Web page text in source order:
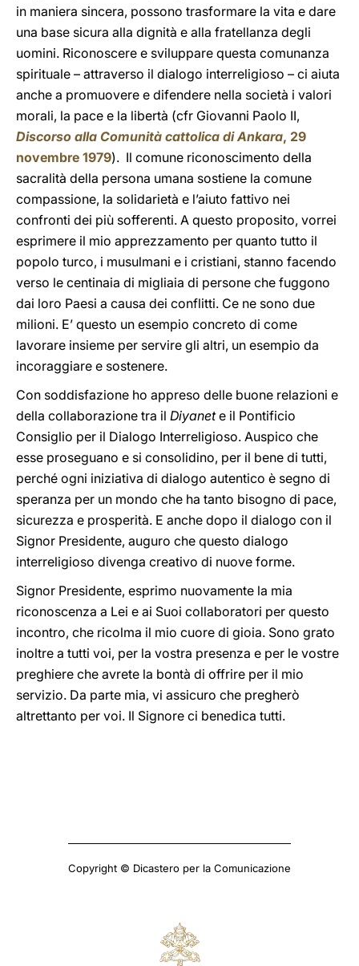
in maniera sincera, possono trasformare la vita e dare
una base sicura alla dignità e alla fratellanza degli
uomini. Riconoscere e sviluppare questa comunanza
spirituale – attraverso il dialogo interreligioso – ci aiuta
anche a promuovere e difendere nella società i valori
morali, la pace e la libertà (cfr Giovanni Paolo II,
Discorso alla Comunità cattolica di Ankara, 29
novembre 1979). Il comune riconoscimento della
sacralità della persona umana sostiene la comune
compassione, la solidarietà e l’aiuto fattivo nei
confronti dei più sofferenti. A questo proposito, vorrei
esprimere il mio apprezzamento per quanto tutto il
popolo turco, i musulmani e i cristiani, stanno facendo
verso le centinaia di migliaia di persone che fuggono
dai loro Paesi a causa dei conflitti. Ce ne sono due
milioni. E’ questo un esempio concreto di come
lavorare insieme per servire gli altri, un esempio da
incoraggiare e sostenere.
Con soddisfazione ho appreso delle buone relazioni e
della collaborazione tra il Diyanete il Pontificio
Consiglio per il Dialogo Interreligioso. Auspico che
esse proseguano e si consolidino, per il bene di tutti,
perché ogni iniziativa di dialogo autentico è segno di
speranza per un mondo che ha tanto bisogno di pace,
sicurezza e prosperità. E anche dopo il dialogo con il
Signor Presidente, auguro che questo dialogo
interreligioso divenga creativo di nuove forme.
Signor Presidente, esprimo nuovamente la mia
riconoscenza a Lei e ai Suoi collaboratori per questo
incontro, che ricolma il mio cuore di gioia. Sono grato
inoltre a tutti voi, per la vostra presenza e per le vostre
preghiere che avrete la bontà di offrire per il mio
servizio. Da parte mia, vi assicuro che pregherò
altrettanto per voi. Il Signore ci benedica tutti.
Copyright © Dicastero per la Comunicazione